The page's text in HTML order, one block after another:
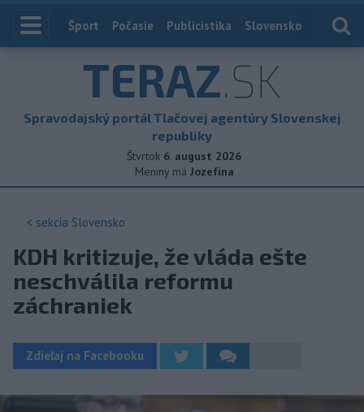
Index
Šport Počasie Publicistika Slovensko
TERAZ.SK
Spravodajský portál Tlačovej agentúry Slovenskej
republiky
Štvrtok 6. august 2026
Meniny má Jozefína
< sekcia Slovensko
KDH kritizuje, že vláda ešte
neschválila reformu
záchraniek
Zdieľaj na Facebooku